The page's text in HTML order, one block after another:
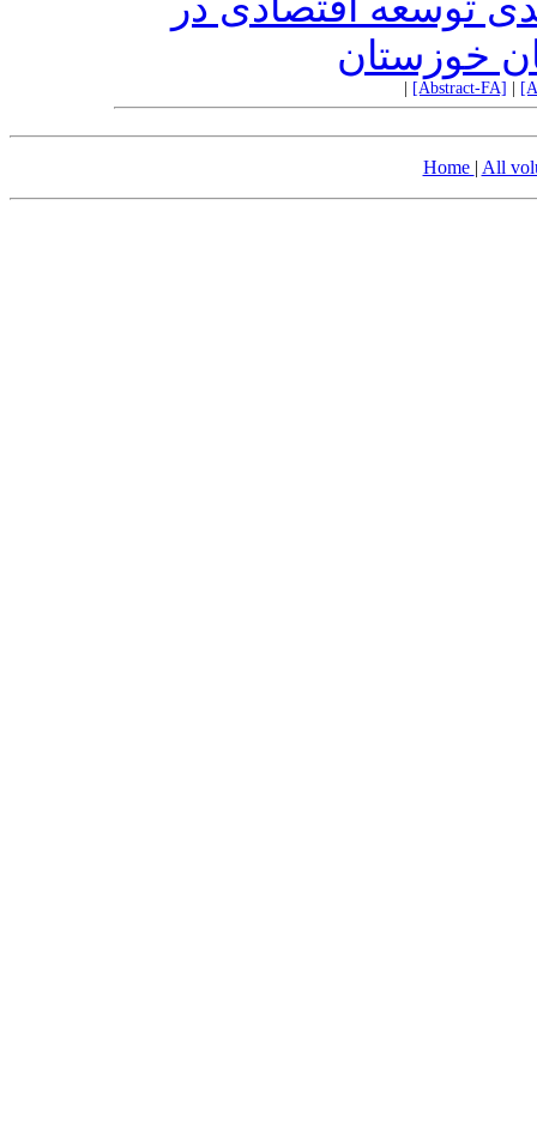
خوزستان
[Abstract-FA]
Home | All